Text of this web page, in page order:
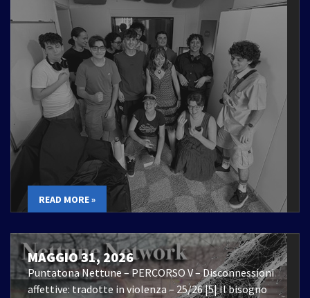
READ MORE »
MAGGIO 31, 2026
Puntatona Nettune – PERCORSO V – Disconnessioni
affettive: tradotte in violenza – 25/26 |5| Il bisogno